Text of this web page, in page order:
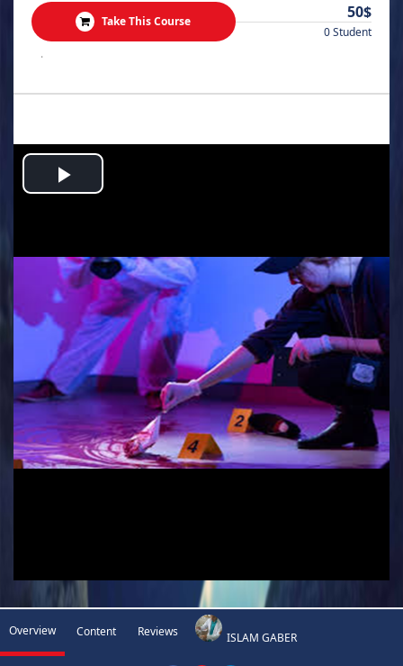
Take This Course 50$
0 Student
.
Play
Overview Content Reviews ISLAM GABER